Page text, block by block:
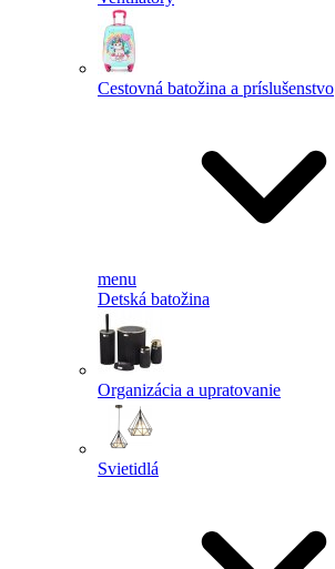
Cestovná batožina a príslušenstvo
menu
Detská batožina
Organizácia a upratovanie
Svietidlá